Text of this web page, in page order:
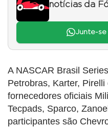
notícias da
Junte-se
A NASCAR Brasil
Petrobras, Karter,
fornecedores oficiais
Tecpads, Sparco,
participantes são